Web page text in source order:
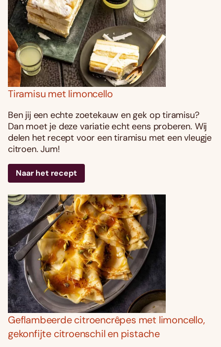
Tiramisu met limoncello
Ben jij een echte zoetekauw en gek op tiramisu?
Dan moet je deze variatie echt eens proberen. Wij
delen het recept voor een tiramisu met een vleugje
citroen. Jum!
Naar het recept
Geflambeerde citroencrêpes met limoncello,
gekonfijte citroenschil en pistache